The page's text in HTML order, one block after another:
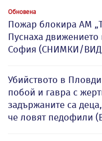
Обновена
Пожар блокира АМ
Пуснаха движението
София (СНИМКИ/
Убийството в
побой и гавра с
задържаните са
че ловят педофили